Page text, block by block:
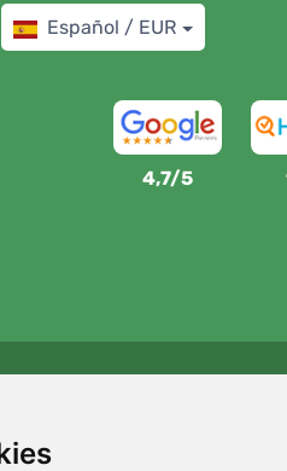
Español / EUR
4,7/5